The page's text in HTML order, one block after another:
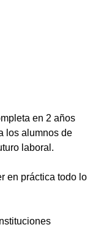
en 2 años
los alumnos de
laboral.
en práctica todo lo